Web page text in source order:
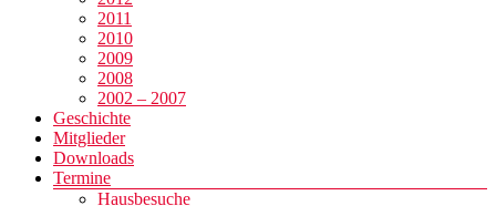
2011
2010
2009
2008
2002 – 2007
Geschichte
Mitglieder
Downloads
Termine
Hausbesuche